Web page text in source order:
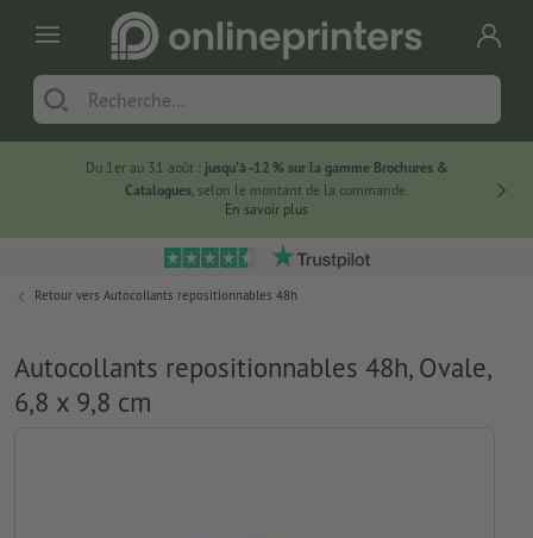
Du 1er au 31 août : jusqu’à -12 % sur la gamme Brochures &
Catalogues, selon le montant de la commande.
En savoir plus
Retour vers Autocollants repositionnables 48h
Autocollants repositionnables 48h, Ovale,
6,8 x 9,8 cm